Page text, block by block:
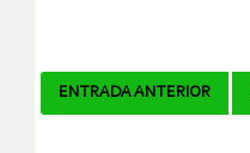
Navegador
ENTRADA ANTERIOR